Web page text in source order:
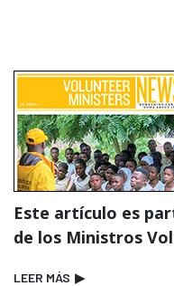
Este artículo es
de los Ministros
LEER MÁS ▶